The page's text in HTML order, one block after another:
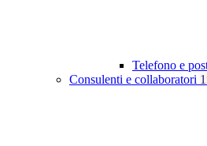
Telefono e
Consulenti e collaboratori